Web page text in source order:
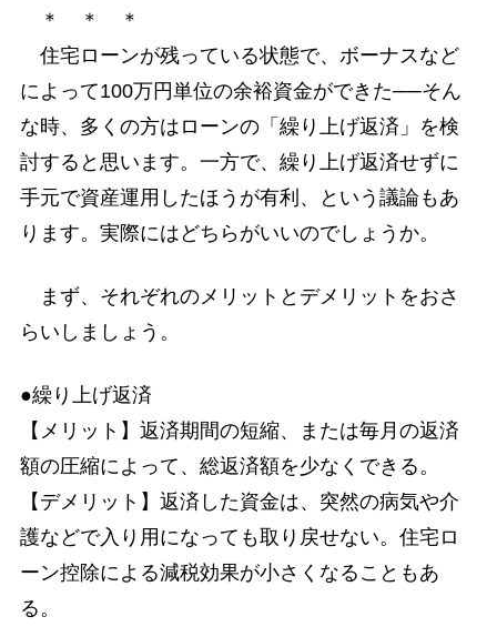
＊ ＊ ＊
住宅ローンが残っている状態で、ボーナスなど
によって100万円単位の余裕資金ができた──そん
な時、多くの方はローンの「繰り上げ返済」を検
討すると思います。一方で、繰り上げ返済せずに
手元で資産運用したほうが有利、という議論もあ
ります。実際にはどちらがいいのでしょうか。
まず、それぞれのメリットとデメリットをおさ
らいしましょう。
●繰り上げ返済
【メリット】返済期間の短縮、または毎月の返済
額の圧縮によって、総返済額を少なくできる。
【デメリット】返済した資金は、突然の病気や介
護などで入り用になっても取り戻せない。住宅ロ
ーン控除による減税効果が小さくなることもあ
る。